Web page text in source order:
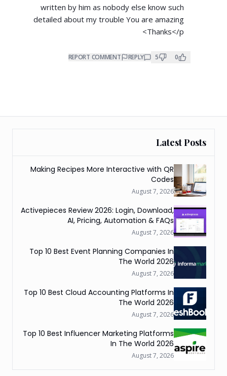
written by him as nobody else know such
detailed about my trouble You are amazing
Thanks</p>
0
5
REPLY
REPORT COMMENT
Latest Posts
Making Recipes More Interactive with QR
Codes
August 7, 2026
Activepieces Review 2026: Login, Download,
AI, Pricing, Automation & FAQs
August 7, 2026
Top 10 Best Event Planning Companies In
The World 2026
August 7, 2026
Top 10 Best Cloud Accounting Platforms In
The World 2026
August 7, 2026
Top 10 Best Influencer Marketing Platforms
In The World 2026
August 7, 2026